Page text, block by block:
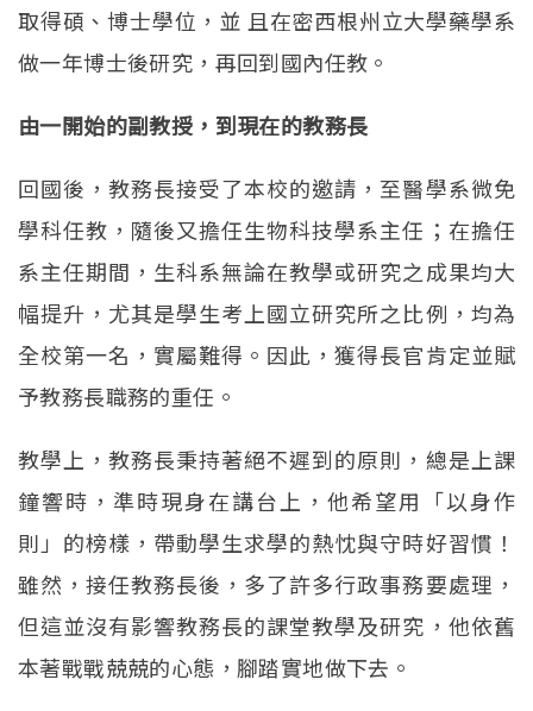
取得碩、博士學位，並 且在密西根州立大學藥學系
做一年博士後研究，再回到國內任教。
由一開始的副教授，到現在的教務長
回國後，教務長接受了本校的邀請，至醫學系微免
學科任教，隨後又擔任生物科技學系主任；在擔任
系主任期間，生科系無論在教學或研究之成果均大
幅提升，尤其是學生考上國立研究所之比例，均為
全校第一名，實屬難得。因此，獲得長官肯定並賦
予教務長職務的重任。
教學上，教務長秉持著絕不遲到的原則，總是上課
鐘響時，準時現身在講台上，他希望用「以身作
則」的榜樣，帶動學生求學的熱忱與守時好習慣！
雖然，接任教務長後，多了許多行政事務要處理，
但這並沒有影響教務長的課堂教學及研究，他依舊
本著戰戰兢兢的心態，腳踏實地做下去。